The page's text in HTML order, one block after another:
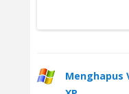
Menghapus